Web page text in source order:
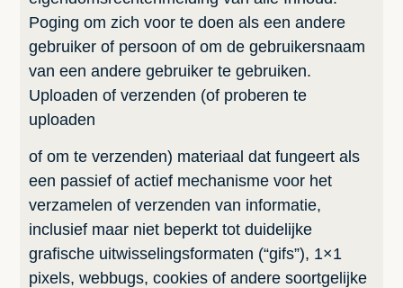
Poging om zich voor te doen als een andere
gebruiker of persoon of om de gebruikersnaam
van een andere gebruiker te gebruiken.
Uploaden of verzenden (of proberen te
uploaden
of om te verzenden) materiaal dat fungeert als
een passief of actief mechanisme voor het
verzamelen of verzenden van informatie,
inclusief maar niet beperkt tot duidelijke
grafische uitwisselingsformaten (“gifs”), 1×1
pixels, webbugs, cookies of andere soortgelijke